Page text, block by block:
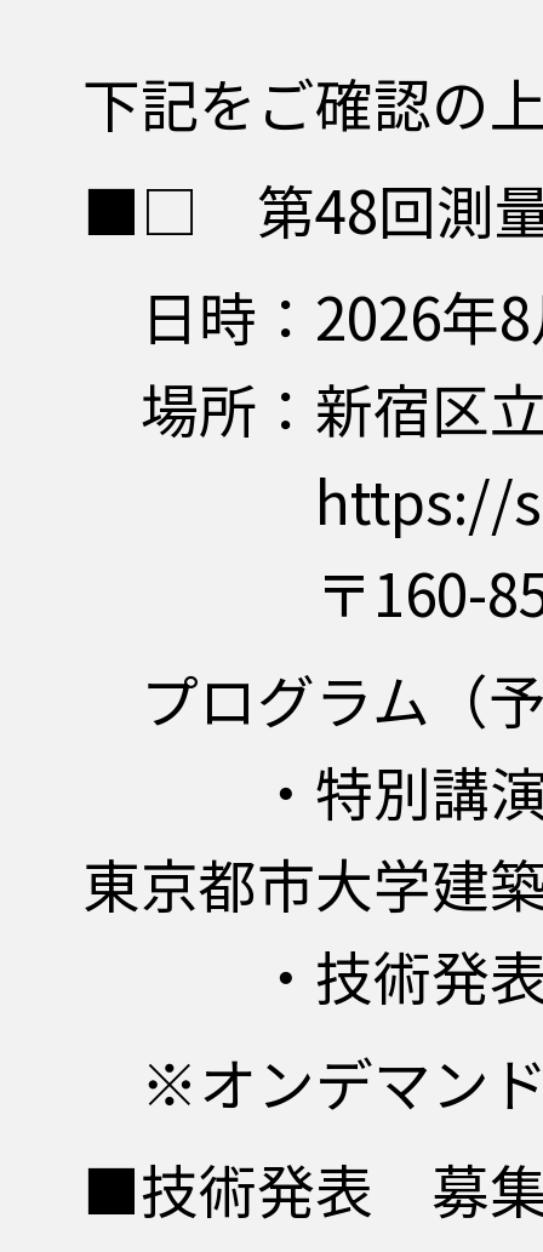
下記をご確認の
■□ 第48回測
日時：2026
場所：新宿区
https://
〒160-8581
プログラム
・特別講
東京都市大学建
・技術発表
※オンデマンド
■技術発表